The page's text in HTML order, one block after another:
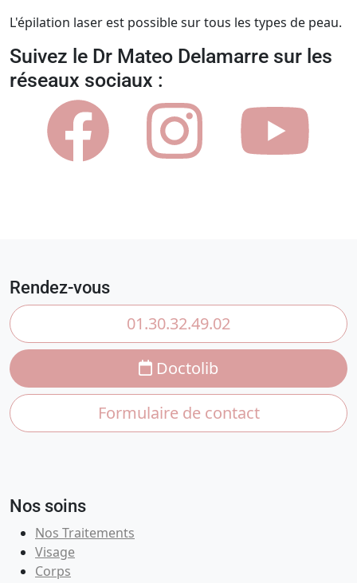
L'épilation laser est possible sur tous les types de peau.
Suivez le Dr Mateo Delamarre sur les
réseaux sociaux :
Rendez-vous
01.30.32.49.02
Doctolib
Formulaire de contact
Nos soins
Nos Traitements
Visage
Corps